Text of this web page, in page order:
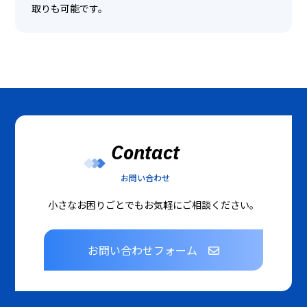
取りも可能です。
Contact
お問い合わせ
小さなお困りごとでもお気軽にご相談ください。
お問い合わせフォーム